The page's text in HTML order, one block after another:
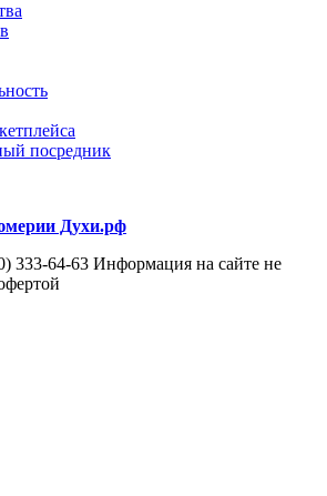
посредник
Духи.рф
333-64-63 Информация на сайте не